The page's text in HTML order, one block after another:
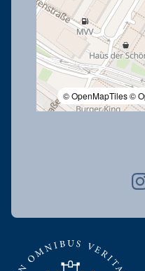
© OpenMapTiles©